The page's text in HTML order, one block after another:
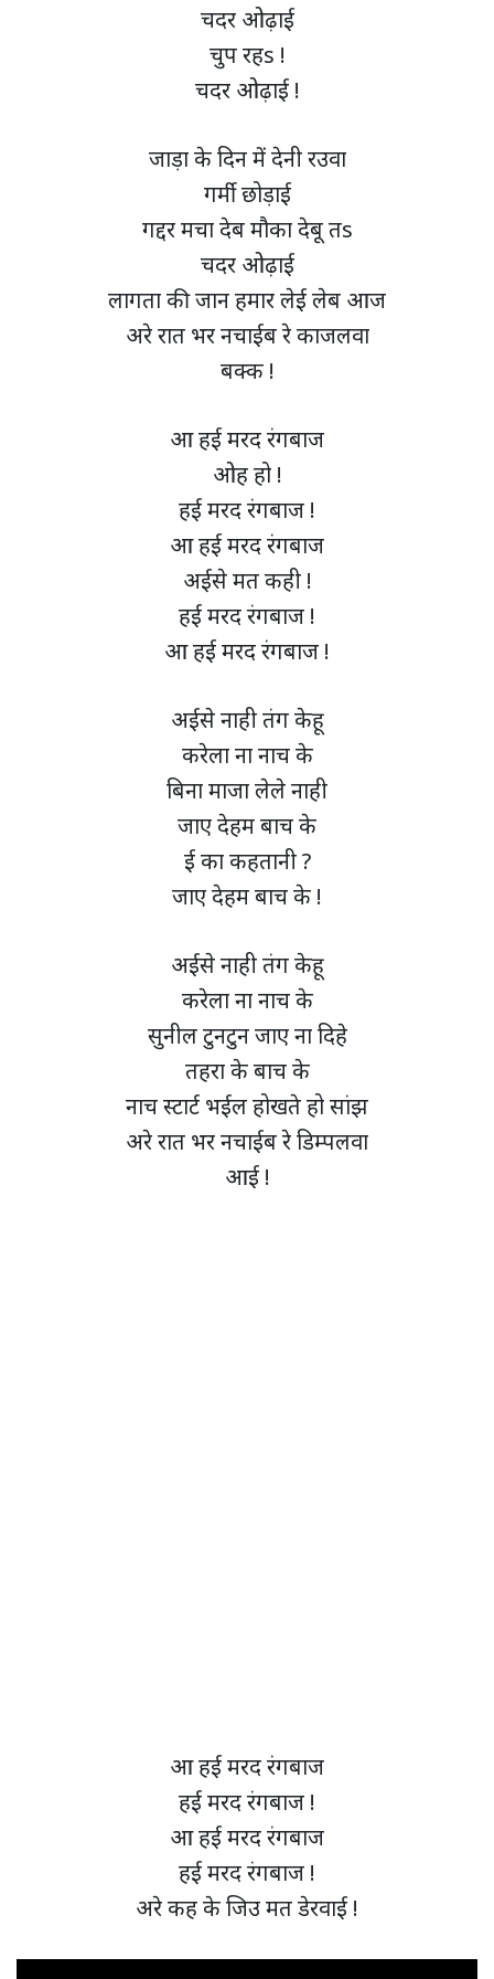
चदर ओढ़ाई
चुप रहs !
चदर ओढ़ाई !
जाड़ा के दिन में देनी रउवा
गर्मी छोड़ाई
गद्दर मचा देब मौका देबू तs
चदर ओढ़ाई
लागता की जान हमार लेई लेब आज
अरे रात भर नचाईब रे काजलवा
बक्क !
आ हई मरद रंगबाज
ओह हो !
हई मरद रंगबाज !
आ हई मरद रंगबाज
अईसे मत कही !
हई मरद रंगबाज !
आ हई मरद रंगबाज !
अईसे नाही तंग केहू
करेला ना नाच के
बिना माजा लेले नाही
जाए देहम बाच के
ई का कहतानी ?
जाए देहम बाच के !
अईसे नाही तंग केहू
करेला ना नाच के
सुनील टुनटुन जाए ना दिहे
तहरा के बाच के
नाच स्टार्ट भईल होखते हो सांझ
अरे रात भर नचाईब रे डिम्पलवा
आई !
आ हई मरद रंगबाज
हई मरद रंगबाज !
आ हई मरद रंगबाज
हई मरद रंगबाज !
अरे कह के जिउ मत डेरवाई !